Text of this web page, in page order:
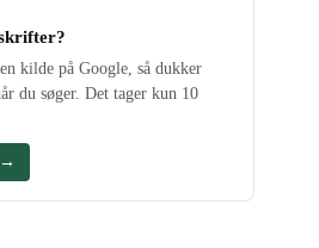
kilde på Google, så dukker
du søger. Det tager kun 10
→